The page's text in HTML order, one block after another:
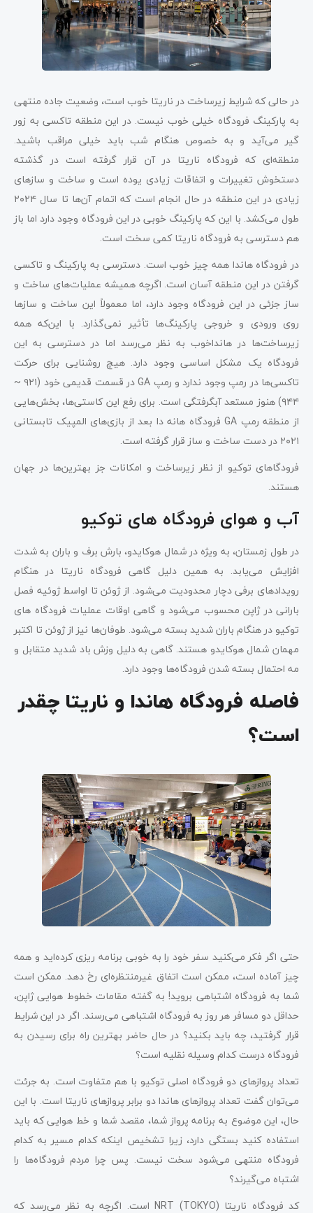
در حالی که شرایط زیرساخت در ناریتا خوب است، وضعیت جاده منتهی
به پارکینگ فرودگاه خیلی خوب نیست. در این منطقه تاکسی به زور
گیر می‌آید و به خصوص هنگام شب باید خیلی مراقب باشید.
منطقه‌ای که فرودگاه ناریتا در آن قرار گرفته است در گذشته
دستخوش تغییرات و اتفاقات زیادی یوده است و ساخت و سازهای
زیادی در این منطقه در حال انجام است که اتمام آن‌ها تا سال ۲۰۲۴
طول می‌کشد. با این که پارکینگ خوبی در این فرودگاه وجود دارد اما باز
هم دسترسی به فرودگاه ناریتا کمی سخت است.
در فرودگاه هاندا همه چیز خوب است. دسترسی به پارکینگ و تاکسی
گرفتن در این منطقه آسان است. اگرچه همیشه عملیات‌های ساخت و
ساز جزئی در این فرودگاه وجود دارد، اما معمولاً این ساخت و سازها
روی ورودی و خروجی پارکینگ‌ها تأثیر نمی‌گذارد. با این‌که همه
زیرساخت‌ها در هانداخوب به نظر می‌رسد اما در دسترسی به این
فرودگاه یک مشکل اساسی وجود دارد. هیچ روشنایی برای حرکت
تاکسی‌ها در رمپ وجود ندارد و رمپ GA در قسمت قدیمی خود (۹۲۱ ~
۹۴۴) هنوز مستعد آبگرفتگی است. برای رفع این کاستی‌ها، بخش‌هایی
از منطقه رمپ GA فرودگاه هانه دا بعد از بازی‌های المپیک تابستانی
۲۰۲۱ در دست ساخت و ساز قرار گرفته است.
فرودگاهای توکیو از نظر زیرساخت و امکانات جز بهترین‌ها در جهان
هستند.
آب و هوای فرودگاه‌ های توکیو
در طول زمستان، به ویژه در شمال هوکایدو، بارش برف و باران به شدت
افزایش می‌یابد. به همین دلیل گاهی فرودگاه ناریتا در هنگام
رویدادهای برفی دچار محدودیت می‌شود. از ژوئن تا اواسط ژوئیه فصل
بارانی در ژاپن محسوب می‌شود و گاهی اوقات عملیات فرودگاه‌ های
توکیو در هنگام باران شدید بسته می‌شود. طوفان‌ها نیز از ژوئن تا اکتبر
مهمان شمال هوکایدو هستند. گاهی به دلیل وزش باد شدید متقابل و
مه احتمال بسته شدن فرودگاه‌ها وجود دارد.
فاصله فرودگاه هاندا و ناریتا چقدر
است؟
حتی اگر فکر می‌کنید سفر خود را به خوبی برنامه ریزی کرده‌اید و همه
چیز آماده است، ممکن است اتفاق غیرمنتظره‌ای رخ دهد. ممکن است
شما به فرودگاه اشتباهی بروید! به گفته مقامات خطوط هوایی ژاپن،
حداقل دو مسافر هر روز به فرودگاه اشتباهی می‌رسند. اگر در این شرایط
قرار گرفتید، چه باید بکنید؟ در حال حاضر بهترین راه برای رسیدن به
فرودگاه درست کدام وسیله نقلیه است؟
تعداد پروازهای دو فرودگاه اصلی توکیو با هم متفاوت است. به جرئت
می‌توان گفت تعداد پروازهای هاندا دو برابر پروازهای ناریتا است. با این
حال، این موضوع به برنامه پرواز شما، مقصد شما و خط هوایی که باید
استفاده کنید بستگی دارد، زیرا تشخیص اینکه کدام مسیر به کدام
فرودگاه منتهی می‌شود سخت نیست. پس چرا مردم فرودگاه‌ها را
اشتباه می‌گیرند؟
کد فرودگاه ناریتا NRT (TOKYO) است. اگرچه به نظر می‌رسد که